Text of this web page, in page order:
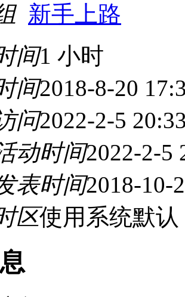
新手上路
间1 小时
间2018-8-20
问2022-2-5
动时间2022-2-5
表时间2018-10-
区使用系统默认